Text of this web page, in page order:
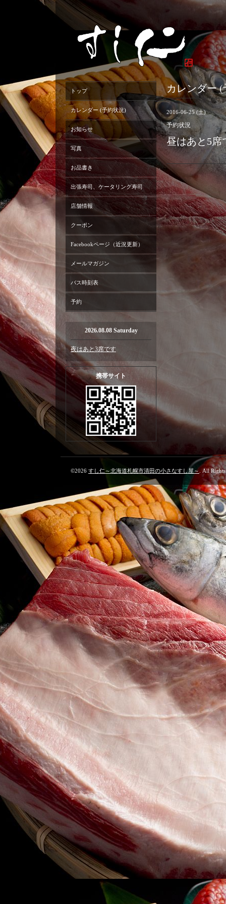
カレンダー
2016-06-25 (土)
予約状況
昼はあと5
トップ
カレンダー (予約状況)
お知らせ
写真
お品書き
出張寿司、ケータリング寿司
店舗情報
クーポン
Facebookページ（近況更新）
メールマガジン
バス時刻表
予約
2026.08.08 Saturday
夜はあと3席です
携帯サイト
©2026 すし仁～北海道札幌市清田の小さなすし屋～ . All